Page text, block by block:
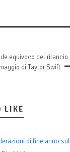
equivoco del rilancio
di Taylor Swift
LIKE
di fine anno